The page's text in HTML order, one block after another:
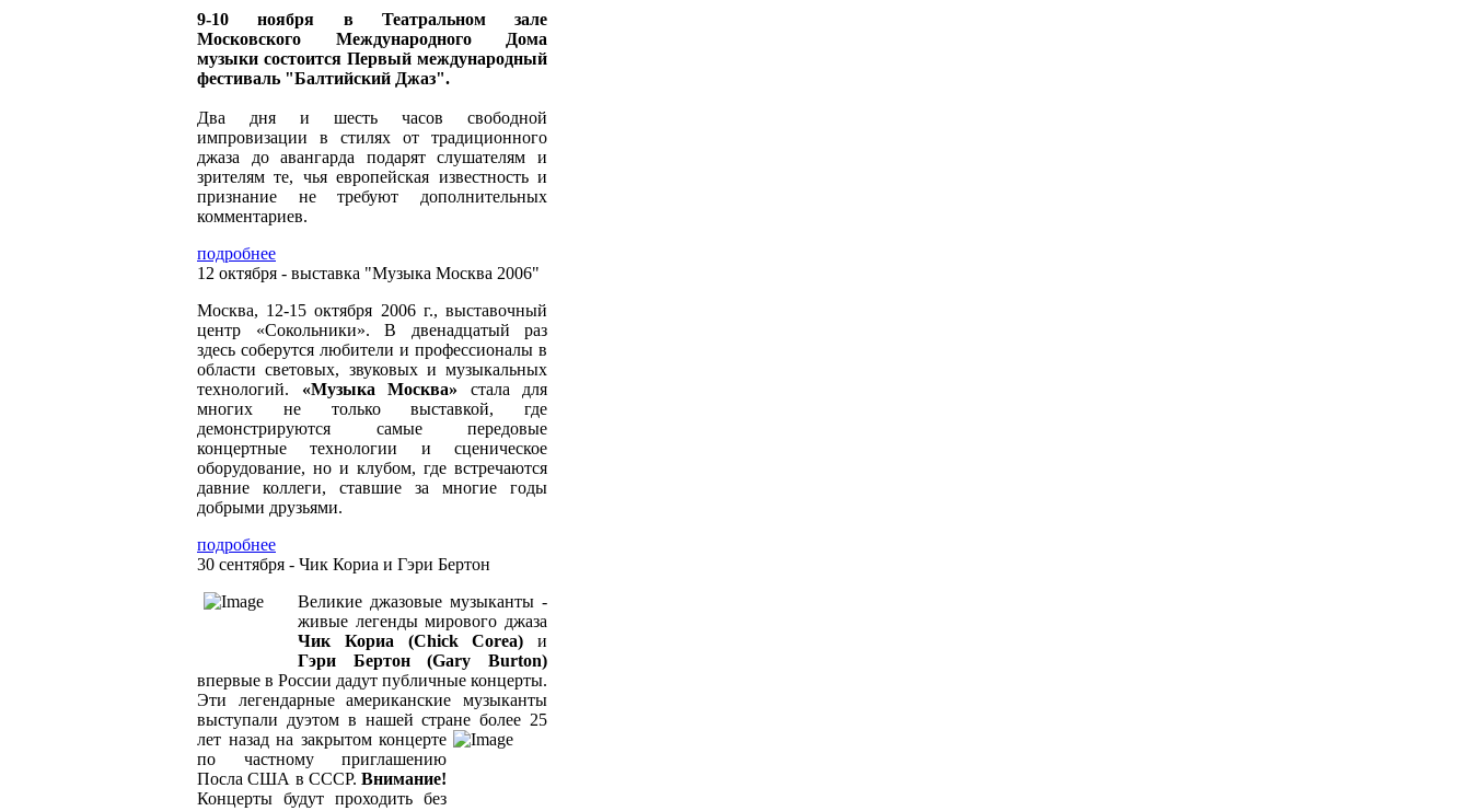
9-10 ноября в Театральном зале
Московского Международного Дома
музыки состоится Первый международный
фестиваль "Балтийский Джаз".
Два дня и шесть часов свободной
импровизации в стилях от традиционного
джаза до авангарда подарят слушателям и
зрителям те, чья европейская известность и
признание не требуют дополнительных
комментариев.
подробнее
12 октября - выставка "Музыка Москва 2006"
Москва, 12-15 октября 2006 г., выставочный
центр «Сокольники». В двенадцатый раз
здесь соберутся любители и профессионалы в
области световых, звуковых и музыкальных
технологий. «Музыка Москва» стала для
многих не только выставкой, где
демонстрируются самые передовые
концертные технологии и сценическое
оборудование, но и клубом, где встречаются
давние коллеги, ставшие за многие годы
добрыми друзьями.
подробнее
30 сентября - Чик Кориа и Гэри Бертон
Великие джазовые музыканты -
живые легенды мирового джаза
Чик Кориа (Chick Corea) и
Гэри Бертон (Gary Burton)
впервые в России дадут публичные концерты.
Эти легендарные американские музыканты
выступали дуэтом в нашей стране более 25
лет назад на закрытом концерте
по частному приглашению
Посла США в СССР. Внимание!
Концерты будут проходить без